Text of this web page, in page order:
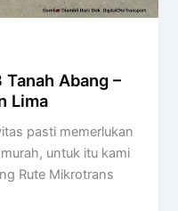
Abang –
Lima
pasti memerlukan
untuk itu kami
Rute Mikrotrans